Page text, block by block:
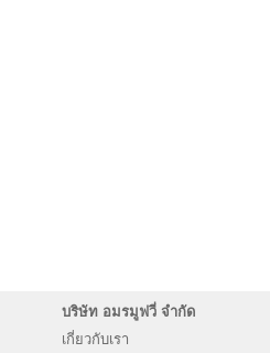
บริษัท อมรมูฟวี่ จำกัด
เกี่ยวกับเรา